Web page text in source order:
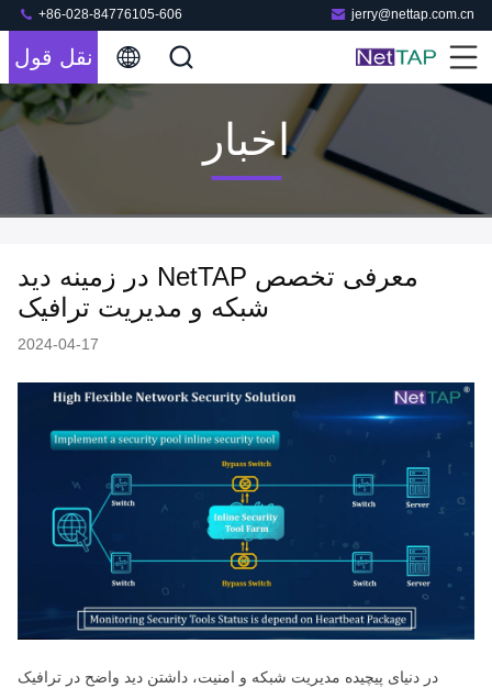
jerry@nettap.com.cn
+86-028-84776105-606
نقل قول
اخبار
معرفی تخصص NetTAP در زمینه دید
شبکه و مدیریت ترافیک
2024-04-17
در دنیای پیچیده مدیریت شبکه و امنیت، داشتن دید واضح در ترافیک